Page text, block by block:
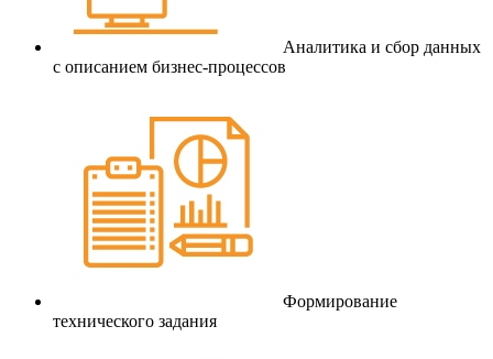
Аналитика и сбор данных
с описанием бизнес-процессов
Формирование
технического задания